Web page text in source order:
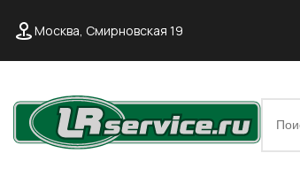
Москва, Смирновская 19